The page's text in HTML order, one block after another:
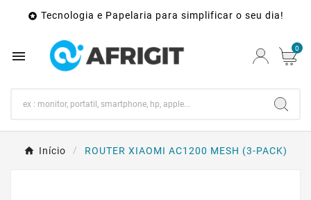
 Tecnologia e Papelaria para simplificar o seu dia!
 0
Início ROUTER XIAOMI AC1200 MESH (3-PACK)